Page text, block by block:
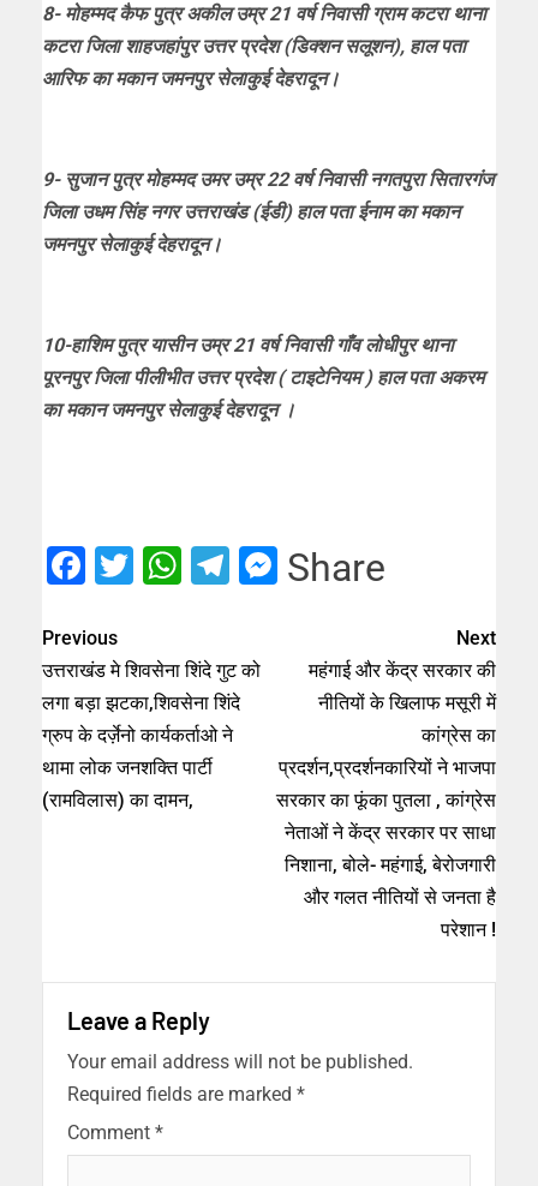
8- मोहम्मद कैफ पुत्र अकील उम्र 21 वर्ष निवासी ग्राम कटरा थाना
कटरा जिला शाहजहांपुर उत्तर प्रदेश (डिक्शन सलूशन), हाल पता
आरिफ का मकान जमनपुर सेलाकुई देहरादून।
9- सुजान पुत्र मोहम्मद उमर उम्र 22 वर्ष निवासी नगतपुरा सितारगंज
जिला उधम सिंह नगर उत्तराखंड (ईडी) हाल पता ईनाम का मकान
जमनपुर सेलाकुई देहरादून।
10-हाशिम पुत्र यासीन उम्र 21 वर्ष निवासी गाँव लोधीपुर थाना
पूरनपुर जिला पीलीभीत उत्तर प्रदेश ( टाइटेनियम ) हाल पता अकरम
का मकान जमनपुर सेलाकुई देहरादून ।
Facebook
Twitter
WhatsApp
Telegram
Messenger
Share
Previous
उत्तराखंड मे शिवसेना शिंदे गुट को
लगा बड़ा झटका,शिवसेना शिंदे
ग्रुप के दर्ज़ेनो कार्यकर्ताओ ने
थामा लोक जनशक्ति पार्टी
(रामविलास) का दामन,
Next
महंगाई और केंद्र सरकार की
नीतियों के खिलाफ मसूरी में
कांग्रेस का
प्रदर्शन,प्रदर्शनकारियों ने भाजपा
सरकार का फूंका पुतला , कांग्रेस
नेताओं ने केंद्र सरकार पर साधा
निशाना, बोले- महंगाई, बेरोजगारी
और गलत नीतियों से जनता है
परेशान !
Leave a Reply
Your email address will not be published.
Required fields are marked *
Comment *